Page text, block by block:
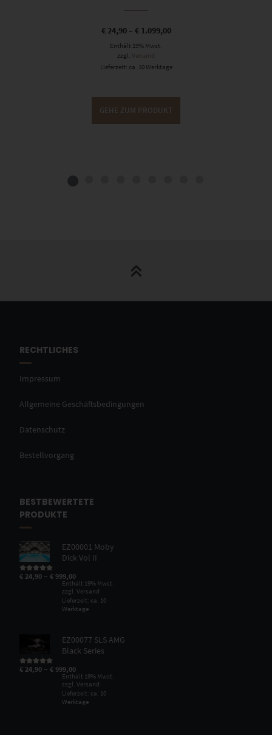
€24,90– €1.099,00
Enthält 19% Mwst.
zzgl. Versand
Lieferzeit: ca. 10 Werktage
GEHE ZUM PRODUKT
RECHTLICHES
Impressum
Allgemeine Geschäftsbedingungen
Datenschutz
Bestellvorgang
BESTBEWERTETE
PRODUKTE
EZ00001 Moby
Dick Vol II
Bewertet mit
von 5
€ 24,90 –€ 999,00
Enthält 19% Mwst.
zzgl.Versand
Lieferzeit: ca. 10
Werktage
EZ00077 SLS AMG
Black Series
Bewertet mit
von 5
€ 24,90 –€ 999,00
Enthält 19% Mwst.
zzgl.Versand
Lieferzeit: ca. 10
Werktage